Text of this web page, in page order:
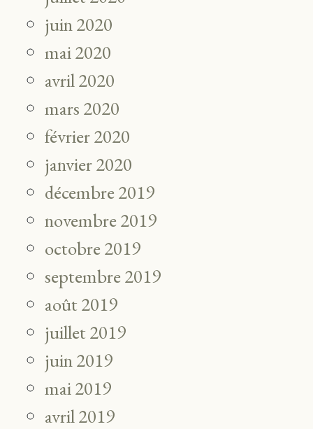
juin 2020
mai 2020
avril 2020
mars 2020
février 2020
janvier 2020
décembre 2019
novembre 2019
octobre 2019
septembre 2019
août 2019
juillet 2019
juin 2019
mai 2019
avril 2019